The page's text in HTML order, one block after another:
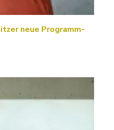
neue Programm-